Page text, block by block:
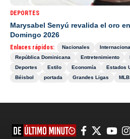
DEPORTES
Marysabel Senyú revalida el oro
Domingo 2026
Enlaces rápidos: Nacionales
República Dominicana
Entretenimiento
Deportes
Estilo Economía Estados
Béisbol
portada Grandes Ligas MLB